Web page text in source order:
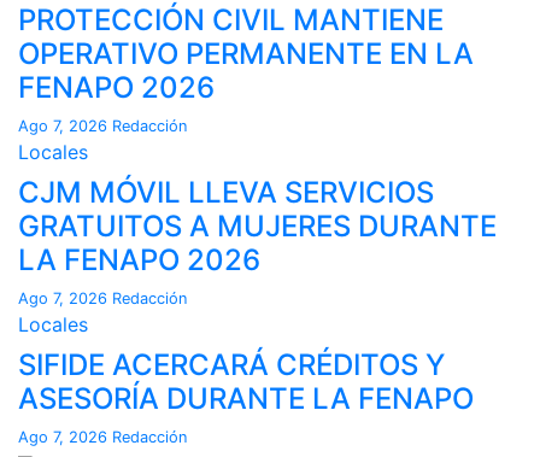
PROTECCIÓN CIVIL MANTIENE
OPERATIVO PERMANENTE EN LA
FENAPO 2026
Ago 7, 2026 Redacción
Locales
CJM MÓVIL LLEVA SERVICIOS
GRATUITOS A MUJERES DURANTE
LA FENAPO 2026
Ago 7, 2026 Redacción
Locales
SIFIDE ACERCARÁ CRÉDITOS Y
ASESORÍA DURANTE LA FENAPO
Ago 7, 2026 Redacción